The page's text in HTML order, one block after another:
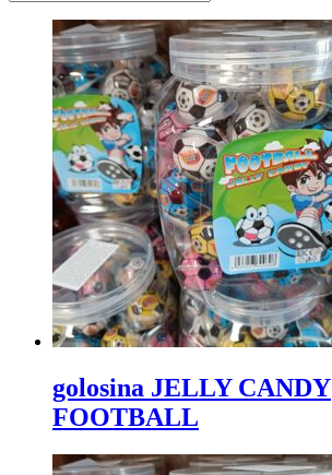
golosina JELLY CANDY
FOOTBALL